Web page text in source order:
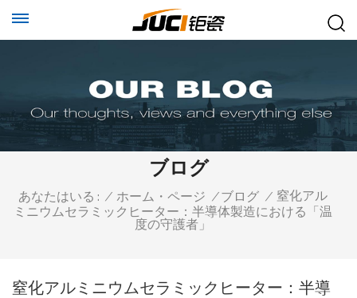
ブログ
あなたはいる : / ホーム・ページ / ブログ / 窒化アル
ミニウムセラミックヒーター：半導体製造における「温
度の守護者」
窒化アルミニウムセラミックヒーター：半導